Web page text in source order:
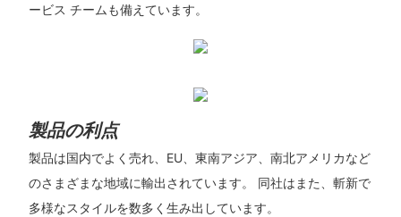
ービス チームも備えています。
製品の利点
製品は国内でよく売れ、EU、東南アジア、南北アメリカなど
のさまざまな地域に輸出されています。 同社はまた、斬新で
多様なスタイルを数多く生み出しています。